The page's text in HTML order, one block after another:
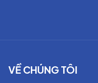
VỀ CHÚNG TÔI